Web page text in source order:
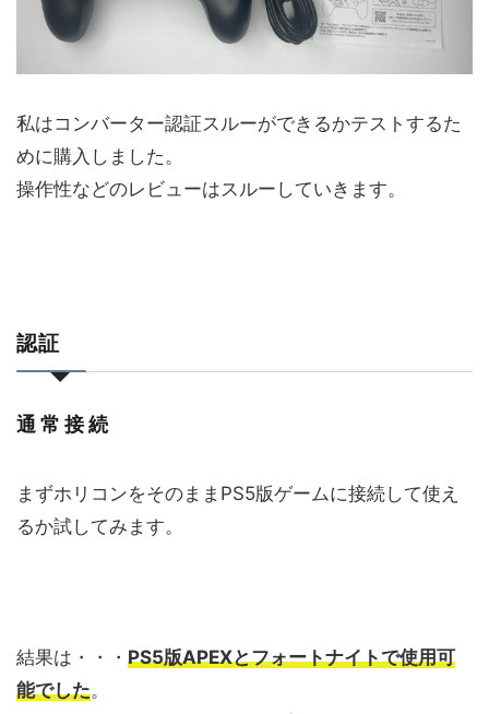
私はコンバーター認証スルーができるかテストするた
めに購入しました。
操作性などのレビューはスルーしていきます。
認証
通常接続
まずホリコンをそのままPS5版ゲームに接続して使え
るか試してみます。
結果は・・・ PS5版APEXとフォートナイトで使用可
能でした。